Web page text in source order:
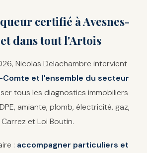
certifié à Avesnes-
dans tout l'Artois
Nicolas Delachambre intervient
et l'ensemble du secteur
tous les diagnostics immobiliers
amiante, plomb, électricité, gaz,
Carrez et Loi Boutin.
: accompagner particuliers et